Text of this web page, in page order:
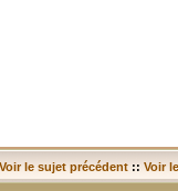
Voir le sujet précédent :: Voir